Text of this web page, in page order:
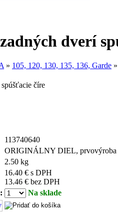
dverí
» 105, 120, 130, 135, 136, Garde
číre
113740640
ORIGINÁLNY DIEL, prvovýroba
2.50 kg
16.40 € s DPH
13.46 € bez DPH
Na sklade